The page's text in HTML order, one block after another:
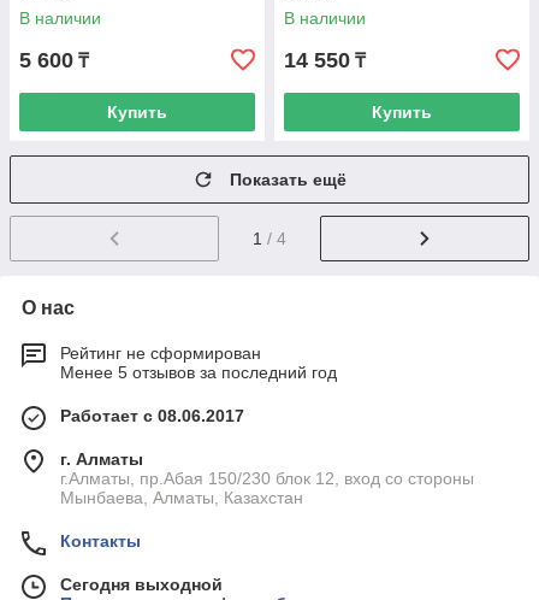
В наличии
5 600 ₸
Купить
В наличии
14 550 ₸
Купить
Показать ещё
1 / 4
О нас
Рейтинг не сформирован
Менее 5 отзывов за последний год
Работает с 08.06.2017
г. Алматы
г.Алматы, пр.Абая 150/230 блок 12, вход со стороны
Мынбаева, Алматы, Казахстан
Контакты
Сегодня выходной